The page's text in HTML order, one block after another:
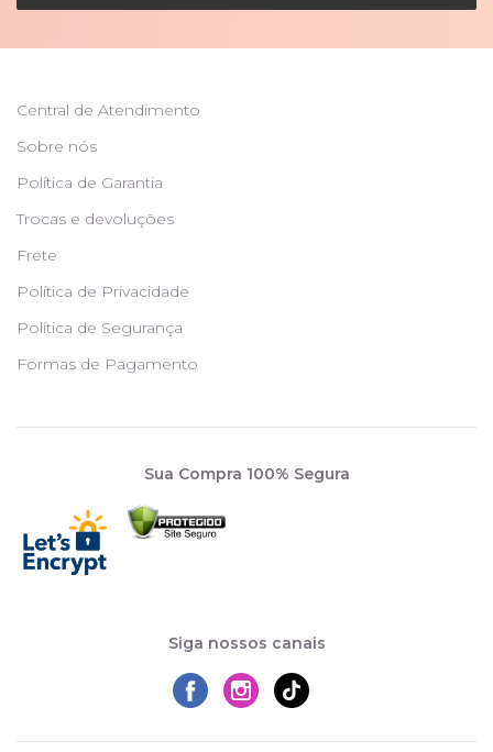
Central de Atendimento
Sobre nós
Política de Garantia
Trocas e devoluções
Frete
Política de Privacidade
Política de Segurança
Formas de Pagamento
Sua Compra 100% Segura
Siga nossos canais